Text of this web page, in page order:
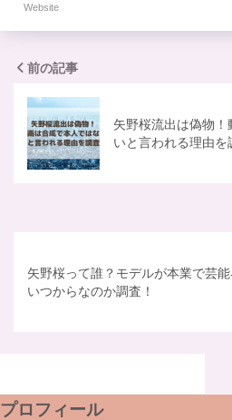
Website
前の記事
矢野桜流出は偽物
いと言われる理由を
矢野桜って誰？モデルが本業で芸
いつからなのか調査！
プロフィール